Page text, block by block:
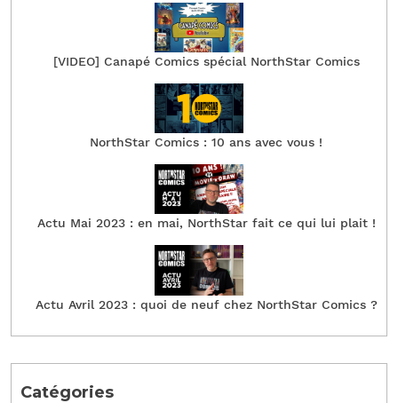
[VIDEO] Canapé Comics spécial NorthStar Comics
NorthStar Comics : 10 ans avec vous !
Actu Mai 2023 : en mai, NorthStar fait ce qui lui plait !
Actu Avril 2023 : quoi de neuf chez NorthStar Comics ?
Catégories